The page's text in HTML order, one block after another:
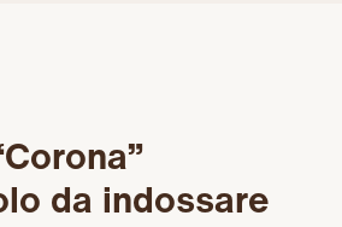
da indossare